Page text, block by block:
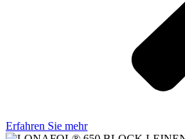
Erfahren Sie mehr